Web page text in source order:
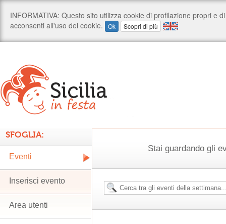
Stai guardando gli
SFOGLIA:
Eventi
Inserisci evento
Area utenti